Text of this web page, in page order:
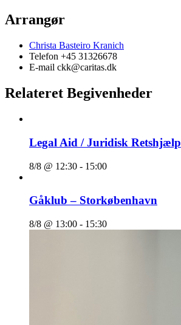
Arrangør
Christa Basteiro Kranich
Telefon +45 31326678
E-mail ckk@caritas.dk
Relateret Begivenheder
Legal Aid / Juridisk Retshjælp
8/8 @ 12:30 - 15:00
Gåklub – Storkøbenhavn
8/8 @ 13:00 - 15:30